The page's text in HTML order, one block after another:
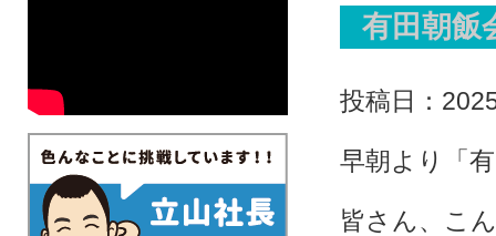
有田朝飯
投稿日：
早朝より「
皆さん、こ